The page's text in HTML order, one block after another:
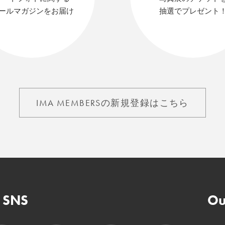
ルマガジンをお届け
抽選でプレゼント
IMA MEMBERSの新規登録はこちら